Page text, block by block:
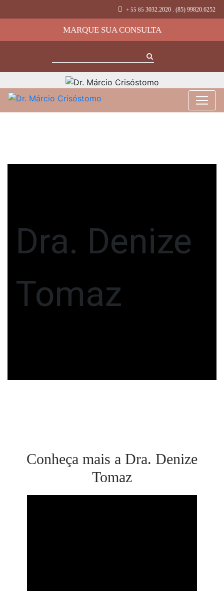
+ 55 85 3032.2020 . (85) 99820.6252
MARQUE SUA CONSULTA
Dra. Denize
Tomaz
Conheça mais a Dra. Denize
Tomaz